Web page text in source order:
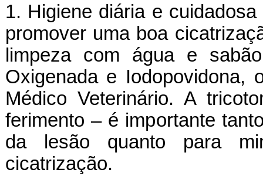
1. Higiene diária e
promover uma boa
limpeza com água e
Oxigenada e Iodopovidona,
Médico Veterinário. A
ferimento – é importante
da lesão quanto para
cicatrização.